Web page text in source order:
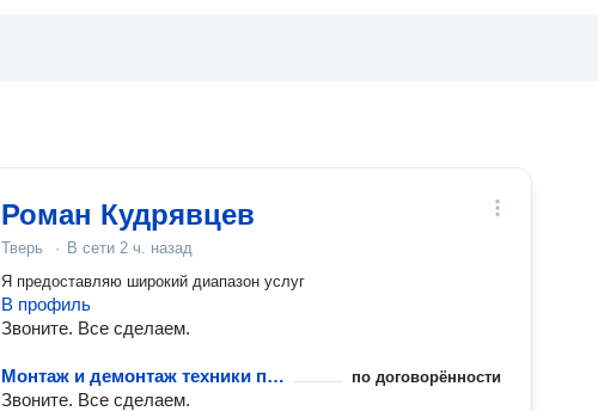
Роман Кудрявцев
Тверь · В сети 2 ч. назад
Я предоставляю широкий диапазон услуг
В профиль
Звоните. Все сделаем.
Монтаж и демонтаж техники при перевозке по договорённости
Звоните. Все сделаем.